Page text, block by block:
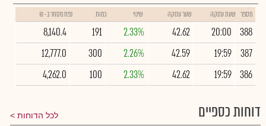
מספר שעת עסקה שער עסקה שינוי כמות נפח מסחר ב- ₪
388
20:00
42.62
2.33%
191
8,140.4
387
19:59
42.59
2.26%
300
12,777.0
386
19:59
42.62
2.33%
100
4,262.0
דוחות כספיים לכל הדוחות